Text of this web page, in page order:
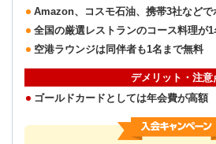
Amazon、コスモ石油、携帯3社などで
全国の厳選レストランのコース料理が
空港ラウンジは同伴者も1名まで無料
デメリット・注意
ゴールドカードとしては年会費が高額